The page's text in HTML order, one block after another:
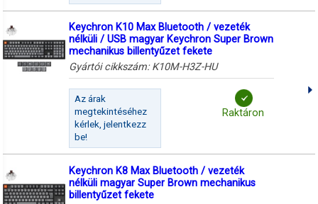
Keychron K10 Max Bluetooth / vezeték
nélküli / USB magyar Keychron Super Brown
mechanikus billentyűzet fekete
Gyártói cikkszám: K10M-H3Z-HU
Az árak
megtekintéséhez
kérlek, jelentkezz
be!
Raktáron
Keychron K8 Max Bluetooth / vezeték
nélküli magyar Super Brown mechanikus
billentyűzet fekete